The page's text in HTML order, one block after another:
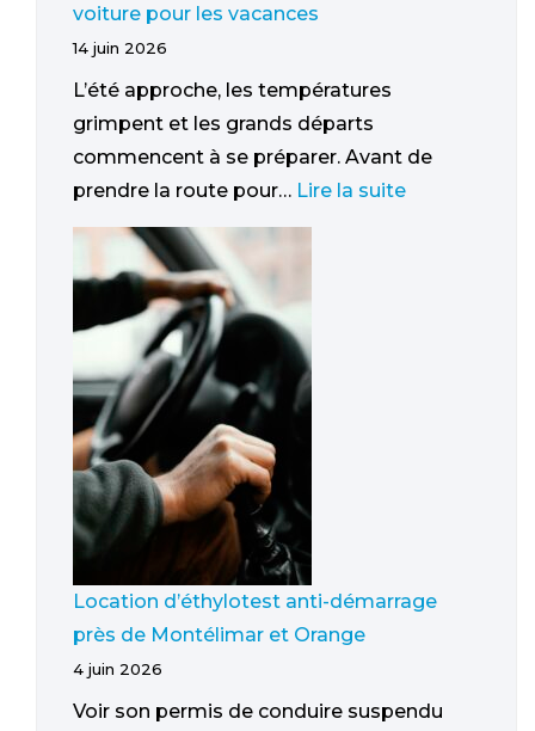
voiture pour les vacances
14 juin 2026
L’été approche, les températures
grimpent et les grands départs
commencent à se préparer. Avant de
prendre la route pour… Lire la suite
Location d’éthylotest anti-démarrage
près de Montélimar et Orange
4 juin 2026
Voir son permis de conduire suspendu